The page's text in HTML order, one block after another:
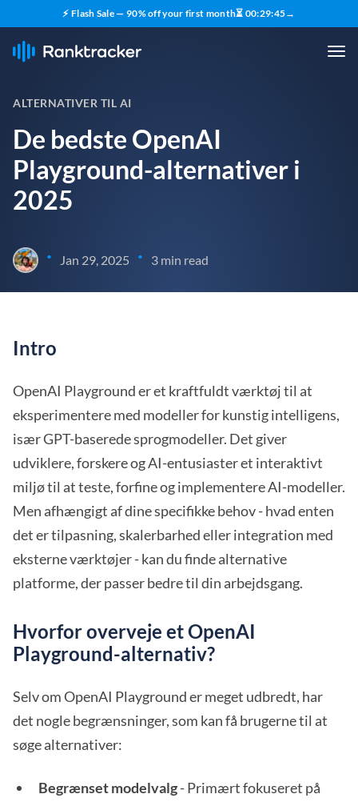
⚡ Flash Sale — 90% off your first month⏳ 00:29:44→
ALTERNATIVER TIL AI
De bedste OpenAI
Playground-alternativer i
2025
• Jan 29, 2025 • 3 min read
Intro
OpenAI Playground er et kraftfuldt værktøj til at
eksperimentere med modeller for kunstig intelligens,
især GPT-baserede sprogmodeller. Det giver
udviklere, forskere og AI-entusiaster et interaktivt
miljø til at teste, forfine og implementere AI-modeller.
Men afhængigt af dine specifikke behov - hvad enten
det er tilpasning, skalerbarhed eller integration med
eksterne værktøjer - kan du finde alternative
platforme, der passer bedre til din arbejdsgang.
Hvorfor overveje et OpenAI
Playground-alternativ?
Selv om OpenAI Playground er meget udbredt, har
det nogle begrænsninger, som kan få brugerne til at
søge alternativer:
Begrænset modelvalg- Primært fokuseret på